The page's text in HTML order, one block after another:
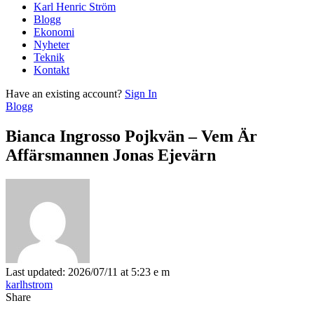
Karl Henric Ström
Blogg
Ekonomi
Nyheter
Teknik
Kontakt
Have an existing account? Sign In
Blogg
Bianca Ingrosso Pojkvän – Vem Är
Affärsmannen Jonas Ejevärn
Last updated: 2026/07/11 at 5:23 e m
karlhstrom
Share